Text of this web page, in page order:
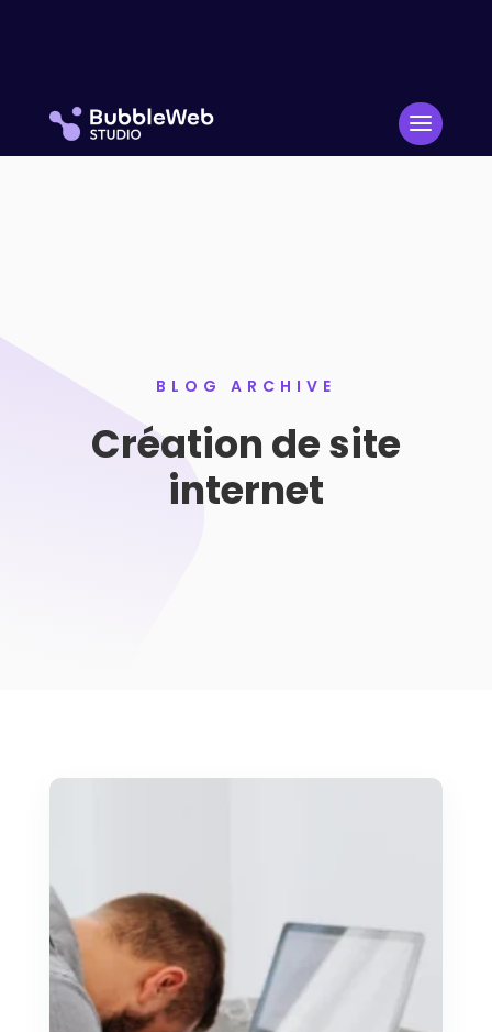
BLOG ARCHIVE
Création de site
internet